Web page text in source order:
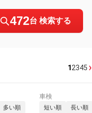
472台 検索する
12345 ›
多い順
車検
短い順 長い順